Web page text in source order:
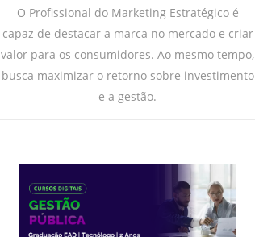
O Profissional do Marketing Estratégico é
capaz de destacar a marca no mercado e criar
valor para os consumidores. Ao mesmo tempo,
busca maximizar o retorno sobre investimento
e a gestão.